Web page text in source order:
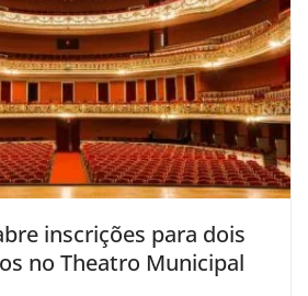
inscrições para dois
no Theatro Municipal